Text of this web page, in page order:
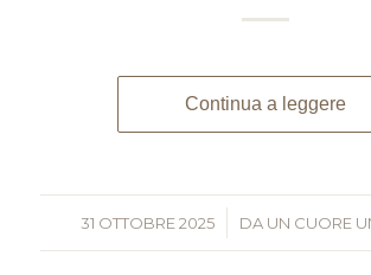
Continua a leggere
31 OTTOBRE 2025
/ DA UN CUORE